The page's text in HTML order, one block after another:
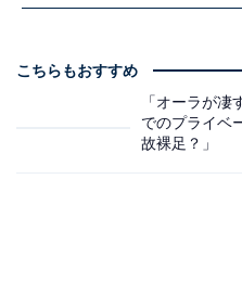
こちらもおすすめ
「オーラが
でのプライベ
故裸足？」